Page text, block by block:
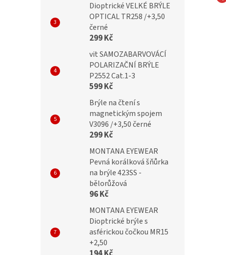
Dioptrické VELKÉ BRÝLE
OPTICAL TR258 /+3,50
černé
299 Kč
vit SAMOZABARVOVÁCÍ
POLARIZAČNÍ BRÝLE
P2552 Cat.1-3
599 Kč
Brýle na čtení s
magnetickým spojem
V3096 /+3,50 černé
299 Kč
MONTANA EYEWEAR
Pevná korálková šňůrka
na brýle 423SS -
bělorůžová
96 Kč
MONTANA EYEWEAR
Dioptrické brýle s
asférickou čočkou MR15
+2,50
+3,00 black/green
IDENTITY Dioptrické brýle
MC2160 +3,00 black/tyrkys
299 Kč